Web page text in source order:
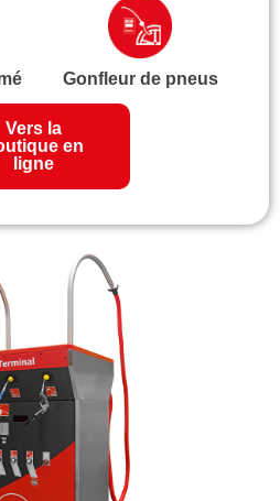
Gonfleur de pneus
Vers la
en
ligne